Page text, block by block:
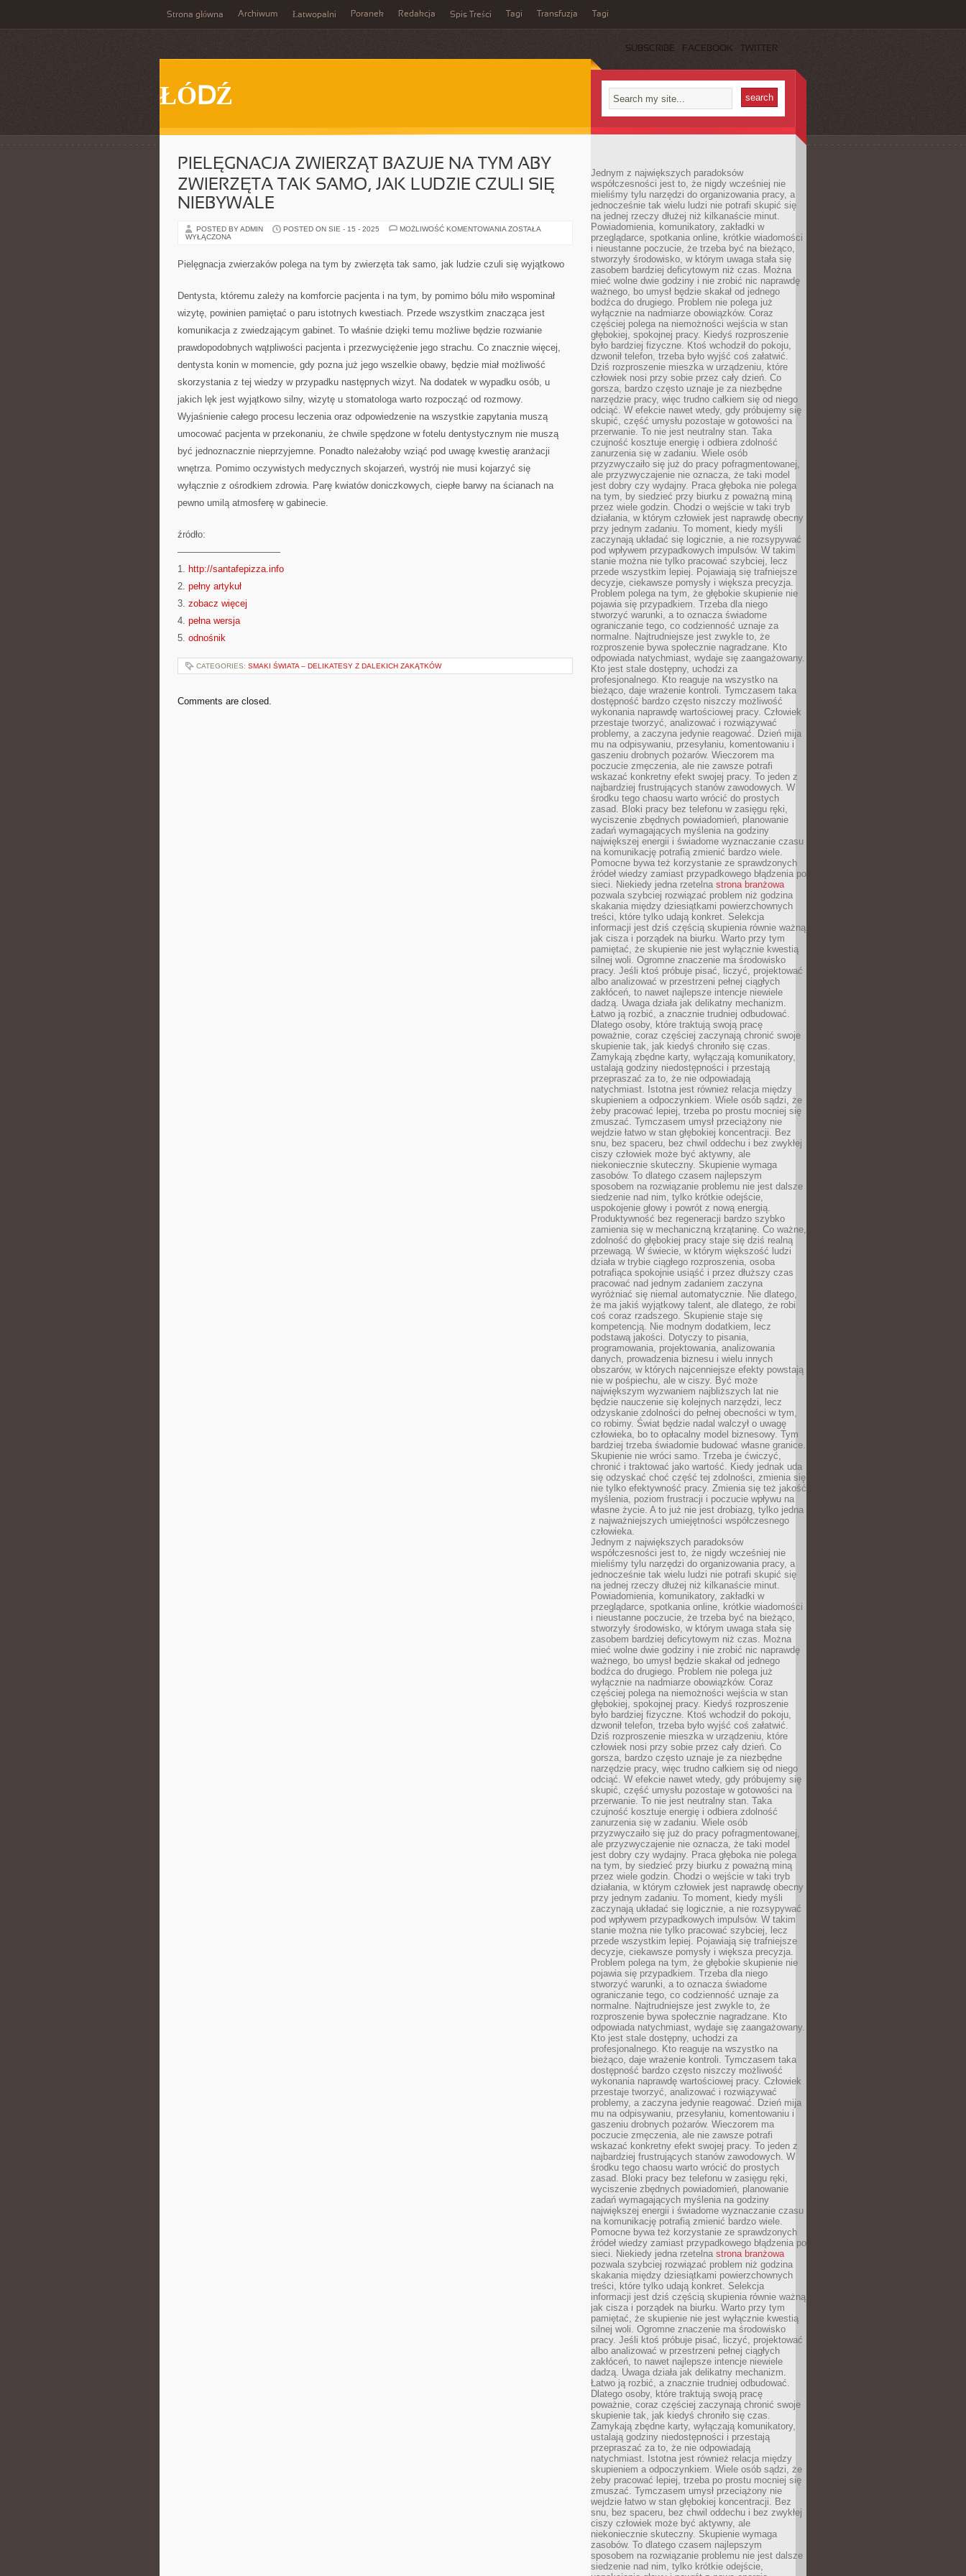
Strona główna Archiwum Łatwopalni Poranek Redakcja Spis Treści Tagi Transfuzja Tagi
SUBSCRIBE FACEBOOK TWITTER
ŁÓDŹ
PIELĘGNACJA ZWIERZĄT BAZUJE NA TYM ABY
ZWIERZĘTA TAK SAMO, JAK LUDZIE CZULI SIĘ
NIEBYWALE
POSTED BY ADMIN POSTED ON SIE - 15 - 2025 MOŻLIWOŚĆ KOMENTOWANIA PIELĘGNACJA
TYM
ABY
JAK
CZULI
NIEBYWALE
ZOSTAŁA
WYŁĄCZONA
Pielęgnacja zwierzaków polega na tym by zwierzęta tak samo, jak ludzie czuli się wyjątkowo
Dentysta, któremu zależy na komforcie pacjenta i na tym, by pomimo bólu miło wspominał
wizytę, powinien pamiętać o paru istotnych kwestiach. Przede wszystkim znacząca jest
komunikacja z zwiedzającym gabinet. To właśnie dzięki temu możliwe będzie rozwianie
prawdopodobnych wątpliwości pacjenta i przezwyciężenie jego strachu. Co znacznie więcej,
dentysta konin w momencie, gdy pozna już jego wszelkie obawy, będzie miał możliwość
skorzystania z tej wiedzy w przypadku następnych wizyt. Na dodatek w wypadku osób, u
jakich lęk jest wyjątkowo silny, wizytę u stomatologa warto rozpocząć od rozmowy.
Wyjaśnienie całego procesu leczenia oraz odpowiedzenie na wszystkie zapytania muszą
umocować pacjenta w przekonaniu, że chwile spędzone w fotelu dentystycznym nie muszą
być jednoznacznie nieprzyjemne. Ponadto należałoby wziąć pod uwagę kwestię aranżacji
wnętrza. Pomimo oczywistych medycznych skojarzeń, wystrój nie musi kojarzyć się
wyłącznie z ośrodkiem zdrowia. Parę kwiatów doniczkowych, ciepłe barwy na ścianach na
pewno umilą atmosferę w gabinecie.
źródło:
———————————
1. http://santafepizza.info
2. pełny artykuł
3. zobacz więcej
4. pełna wersja
5. odnośnik
CATEGORIES: SMAKI ŚWIATA – DELIKATESY Z DALEKICH ZAKĄTKÓW
Comments are closed.
Jednym z największych paradoksów
współczesności jest to, że nigdy wcześniej nie
mieliśmy tylu narzędzi do organizowania pracy, a
jednocześnie tak wielu ludzi nie potrafi skupić się
na jednej rzeczy dłużej niż kilkanaście minut.
Powiadomienia, komunikatory, zakładki w
przeglądarce, spotkania online, krótkie wiadomości
i nieustanne poczucie, że trzeba być na bieżąco,
stworzyły środowisko, w którym uwaga stała się
zasobem bardziej deficytowym niż czas. Można
mieć wolne dwie godziny i nie zrobić nic naprawdę
ważnego, bo umysł będzie skakał od jednego
bodźca do drugiego. Problem nie polega już
wyłącznie na nadmiarze obowiązków. Coraz
częściej polega na niemożności wejścia w stan
głębokiej, spokojnej pracy. Kiedyś rozproszenie
było bardziej fizyczne. Ktoś wchodził do pokoju,
dzwonił telefon, trzeba było wyjść coś załatwić.
Dziś rozproszenie mieszka w urządzeniu, które
człowiek nosi przy sobie przez cały dzień. Co
gorsza, bardzo często uznaje je za niezbędne
narzędzie pracy, więc trudno całkiem się od niego
odciąć. W efekcie nawet wtedy, gdy próbujemy się
skupić, część umysłu pozostaje w gotowości na
przerwanie. To nie jest neutralny stan. Taka
czujność kosztuje energię i odbiera zdolność
zanurzenia się w zadaniu. Wiele osób
przyzwyczaiło się już do pracy pofragmentowanej,
ale przyzwyczajenie nie oznacza, że taki model
jest dobry czy wydajny. Praca głęboka nie polega
na tym, by siedzieć przy biurku z poważną miną
przez wiele godzin. Chodzi o wejście w taki tryb
działania, w którym człowiek jest naprawdę obecny
przy jednym zadaniu. To moment, kiedy myśli
zaczynają układać się logicznie, a nie rozsypywać
pod wpływem przypadkowych impulsów. W takim
stanie można nie tylko pracować szybciej, lecz
przede wszystkim lepiej. Pojawiają się trafniejsze
decyzje, ciekawsze pomysły i większa precyzja.
Problem polega na tym, że głębokie skupienie nie
pojawia się przypadkiem. Trzeba dla niego
stworzyć warunki, a to oznacza świadome
ograniczanie tego, co codzienność uznaje za
normalne. Najtrudniejsze jest zwykle to, że
rozproszenie bywa społecznie nagradzane. Kto
odpowiada natychmiast, wydaje się zaangażowany.
Kto jest stale dostępny, uchodzi za
profesjonalnego. Kto reaguje na wszystko na
bieżąco, daje wrażenie kontroli. Tymczasem taka
dostępność bardzo często niszczy możliwość
wykonania naprawdę wartościowej pracy. Człowiek
przestaje tworzyć, analizować i rozwiązywać
problemy, a zaczyna jedynie reagować. Dzień mija
mu na odpisywaniu, przesyłaniu, komentowaniu i
gaszeniu drobnych pożarów. Wieczorem ma
poczucie zmęczenia, ale nie zawsze potrafi
wskazać konkretny efekt swojej pracy. To jeden z
najbardziej frustrujących stanów zawodowych. W
środku tego chaosu warto wrócić do prostych
zasad. Bloki pracy bez telefonu w zasięgu ręki,
wyciszenie zbędnych powiadomień, planowanie
zadań wymagających myślenia na godziny
największej energii i świadome wyznaczanie czasu
na komunikację potrafią zmienić bardzo wiele.
Pomocne bywa też korzystanie ze sprawdzonych
źródeł wiedzy zamiast przypadkowego błądzenia po
sieci. Niekiedy jedna rzetelna strona branżowa
pozwala szybciej rozwiązać problem niż godzina
skakania między dziesiątkami powierzchownych
treści, które tylko udają konkret. Selekcja
informacji jest dziś częścią skupienia równie ważną
jak cisza i porządek na biurku. Warto przy tym
pamiętać, że skupienie nie jest wyłącznie kwestią
silnej woli. Ogromne znaczenie ma środowisko
pracy. Jeśli ktoś próbuje pisać, liczyć, projektować
albo analizować w przestrzeni pełnej ciągłych
zakłóceń, to nawet najlepsze intencje niewiele
dadzą. Uwaga działa jak delikatny mechanizm.
Łatwo ją rozbić, a znacznie trudniej odbudować.
Dlatego osoby, które traktują swoją pracę
poważnie, coraz częściej zaczynają chronić swoje
skupienie tak, jak kiedyś chroniło się czas.
Zamykają zbędne karty, wyłączają komunikatory,
ustalają godziny niedostępności i przestają
przepraszać za to, że nie odpowiadają
natychmiast. Istotna jest również relacja między
skupieniem a odpoczynkiem. Wiele osób sądzi, że
żeby pracować lepiej, trzeba po prostu mocniej się
zmuszać. Tymczasem umysł przeciążony nie
wejdzie łatwo w stan głębokiej koncentracji. Bez
snu, bez spaceru, bez chwil oddechu i bez zwykłej
ciszy człowiek może być aktywny, ale
niekoniecznie skuteczny. Skupienie wymaga
zasobów. To dlatego czasem najlepszym
sposobem na rozwiązanie problemu nie jest dalsze
siedzenie nad nim, tylko krótkie odejście,
uspokojenie głowy i powrót z nową energią.
Produktywność bez regeneracji bardzo szybko
zamienia się w mechaniczną krzątaninę. Co ważne,
zdolność do głębokiej pracy staje się dziś realną
przewagą. W świecie, w którym większość ludzi
działa w trybie ciągłego rozproszenia, osoba
potrafiąca spokojnie usiąść i przez dłuższy czas
pracować nad jednym zadaniem zaczyna
wyróżniać się niemal automatycznie. Nie dlatego,
że ma jakiś wyjątkowy talent, ale dlatego, że robi
coś coraz rzadszego. Skupienie staje się
kompetencją. Nie modnym dodatkiem, lecz
podstawą jakości. Dotyczy to pisania,
programowania, projektowania, analizowania
danych, prowadzenia biznesu i wielu innych
obszarów, w których najcenniejsze efekty powstają
nie w pośpiechu, ale w ciszy. Być może
największym wyzwaniem najbliższych lat nie
będzie nauczenie się kolejnych narzędzi, lecz
odzyskanie zdolności do pełnej obecności w tym,
co robimy. Świat będzie nadal walczył o uwagę
człowieka, bo to opłacalny model biznesowy. Tym
bardziej trzeba świadomie budować własne granice.
Skupienie nie wróci samo. Trzeba je ćwiczyć,
chronić i traktować jako wartość. Kiedy jednak uda
się odzyskać choć część tej zdolności, zmienia się
nie tylko efektywność pracy. Zmienia się też jakość
myślenia, poziom frustracji i poczucie wpływu na
własne życie. A to już nie jest drobiazg, tylko jedna
z najważniejszych umiejętności współczesnego
człowieka.
Jednym z największych paradoksów
współczesności jest to, że nigdy wcześniej nie
mieliśmy tylu narzędzi do organizowania pracy, a
jednocześnie tak wielu ludzi nie potrafi skupić się
na jednej rzeczy dłużej niż kilkanaście minut.
Powiadomienia, komunikatory, zakładki w
przeglądarce, spotkania online, krótkie wiadomości
i nieustanne poczucie, że trzeba być na bieżąco,
stworzyły środowisko, w którym uwaga stała się
zasobem bardziej deficytowym niż czas. Można
mieć wolne dwie godziny i nie zrobić nic naprawdę
ważnego, bo umysł będzie skakał od jednego
bodźca do drugiego. Problem nie polega już
wyłącznie na nadmiarze obowiązków. Coraz
częściej polega na niemożności wejścia w stan
głębokiej, spokojnej pracy. Kiedyś rozproszenie
było bardziej fizyczne. Ktoś wchodził do pokoju,
dzwonił telefon, trzeba było wyjść coś załatwić.
Dziś rozproszenie mieszka w urządzeniu, które
człowiek nosi przy sobie przez cały dzień. Co
gorsza, bardzo często uznaje je za niezbędne
narzędzie pracy, więc trudno całkiem się od niego
odciąć. W efekcie nawet wtedy, gdy próbujemy się
skupić, część umysłu pozostaje w gotowości na
przerwanie. To nie jest neutralny stan. Taka
czujność kosztuje energię i odbiera zdolność
zanurzenia się w zadaniu. Wiele osób
przyzwyczaiło się już do pracy pofragmentowanej,
ale przyzwyczajenie nie oznacza, że taki model
jest dobry czy wydajny. Praca głęboka nie polega
na tym, by siedzieć przy biurku z poważną miną
przez wiele godzin. Chodzi o wejście w taki tryb
działania, w którym człowiek jest naprawdę obecny
przy jednym zadaniu. To moment, kiedy myśli
zaczynają układać się logicznie, a nie rozsypywać
pod wpływem przypadkowych impulsów. W takim
stanie można nie tylko pracować szybciej, lecz
przede wszystkim lepiej. Pojawiają się trafniejsze
decyzje, ciekawsze pomysły i większa precyzja.
Problem polega na tym, że głębokie skupienie nie
pojawia się przypadkiem. Trzeba dla niego
stworzyć warunki, a to oznacza świadome
ograniczanie tego, co codzienność uznaje za
normalne. Najtrudniejsze jest zwykle to, że
rozproszenie bywa społecznie nagradzane. Kto
odpowiada natychmiast, wydaje się zaangażowany.
Kto jest stale dostępny, uchodzi za
profesjonalnego. Kto reaguje na wszystko na
bieżąco, daje wrażenie kontroli. Tymczasem taka
dostępność bardzo często niszczy możliwość
wykonania naprawdę wartościowej pracy. Człowiek
przestaje tworzyć, analizować i rozwiązywać
problemy, a zaczyna jedynie reagować. Dzień mija
mu na odpisywaniu, przesyłaniu, komentowaniu i
gaszeniu drobnych pożarów. Wieczorem ma
poczucie zmęczenia, ale nie zawsze potrafi
wskazać konkretny efekt swojej pracy. To jeden z
najbardziej frustrujących stanów zawodowych. W
środku tego chaosu warto wrócić do prostych
zasad. Bloki pracy bez telefonu w zasięgu ręki,
wyciszenie zbędnych powiadomień, planowanie
zadań wymagających myślenia na godziny
największej energii i świadome wyznaczanie czasu
na komunikację potrafią zmienić bardzo wiele.
Pomocne bywa też korzystanie ze sprawdzonych
źródeł wiedzy zamiast przypadkowego błądzenia po
sieci. Niekiedy jedna rzetelna strona branżowa
pozwala szybciej rozwiązać problem niż godzina
skakania między dziesiątkami powierzchownych
treści, które tylko udają konkret. Selekcja
informacji jest dziś częścią skupienia równie ważną
jak cisza i porządek na biurku. Warto przy tym
pamiętać, że skupienie nie jest wyłącznie kwestią
silnej woli. Ogromne znaczenie ma środowisko
pracy. Jeśli ktoś próbuje pisać, liczyć, projektować
albo analizować w przestrzeni pełnej ciągłych
zakłóceń, to nawet najlepsze intencje niewiele
dadzą. Uwaga działa jak delikatny mechanizm.
Łatwo ją rozbić, a znacznie trudniej odbudować.
Dlatego osoby, które traktują swoją pracę
poważnie, coraz częściej zaczynają chronić swoje
skupienie tak, jak kiedyś chroniło się czas.
Zamykają zbędne karty, wyłączają komunikatory,
ustalają godziny niedostępności i przestają
przepraszać za to, że nie odpowiadają
natychmiast. Istotna jest również relacja między
skupieniem a odpoczynkiem. Wiele osób sądzi, że
żeby pracować lepiej, trzeba po prostu mocniej się
zmuszać. Tymczasem umysł przeciążony nie
wejdzie łatwo w stan głębokiej koncentracji. Bez
snu, bez spaceru, bez chwil oddechu i bez zwykłej
ciszy człowiek może być aktywny, ale
niekoniecznie skuteczny. Skupienie wymaga
zasobów. To dlatego czasem najlepszym
sposobem na rozwiązanie problemu nie jest dalsze
siedzenie nad nim, tylko krótkie odejście,